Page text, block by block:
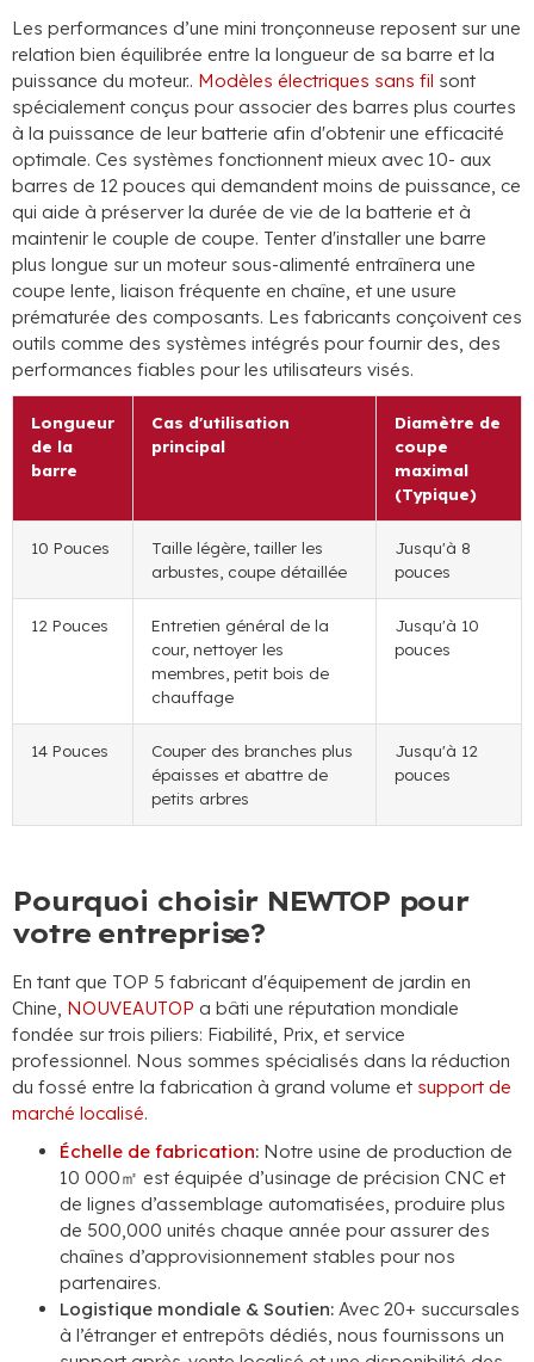
Les performances d’une mini tronçonneuse reposent sur une
relation bien équilibrée entre la longueur de sa barre et la
puissance du moteur.. Modèles électriques sans fil sont
spécialement conçus pour associer des barres plus courtes
à la puissance de leur batterie afin d'obtenir une efficacité
optimale. Ces systèmes fonctionnent mieux avec 10- aux
barres de 12 pouces qui demandent moins de puissance, ce
qui aide à préserver la durée de vie de la batterie et à
maintenir le couple de coupe. Tenter d'installer une barre
plus longue sur un moteur sous-alimenté entraînera une
coupe lente, liaison fréquente en chaîne, et une usure
prématurée des composants. Les fabricants conçoivent ces
outils comme des systèmes intégrés pour fournir des, des
performances fiables pour les utilisateurs visés.
Longueur
de la
barre
Cas d'utilisation
principal
Diamètre de
coupe
maximal
(Typique)
10 Pouces
Taille légère, tailler les
arbustes, coupe détaillée
Jusqu'à 8
pouces
12 Pouces
Entretien général de la
cour, nettoyer les
membres, petit bois de
chauffage
Jusqu'à 10
pouces
14 Pouces
Couper des branches plus
épaisses et abattre de
petits arbres
Jusqu'à 12
pouces
Pourquoi choisir NEWTOP pour
votre entreprise?
En tant que TOP 5 fabricant d'équipement de jardin en
Chine, NOUVEAUTOP a bâti une réputation mondiale
fondée sur trois piliers: Fiabilité, Prix, et service
professionnel. Nous sommes spécialisés dans la réduction
du fossé entre la fabrication à grand volume et support de
marché localisé.
Échelle de fabrication: Notre usine de production de
10 000㎡ est équipée d’usinage de précision CNC et
de lignes d’assemblage automatisées, produire plus
de 500,000 unités chaque année pour assurer des
chaînes d’approvisionnement stables pour nos
partenaires.
Logistique mondiale & Soutien: Avec 20+ succursales
à l’étranger et entrepôts dédiés, nous fournissons un